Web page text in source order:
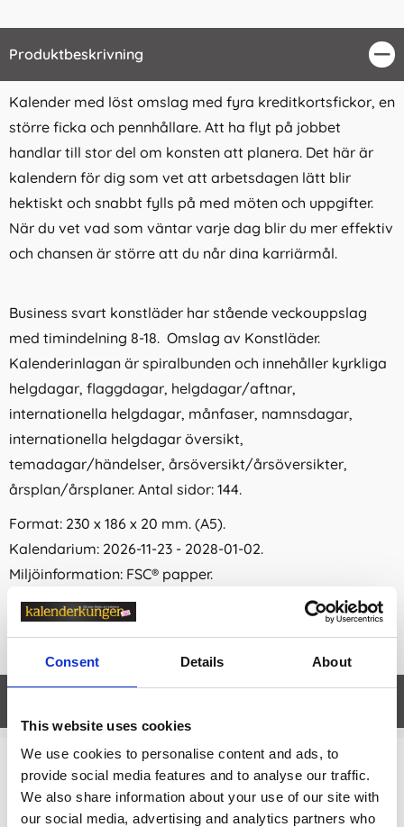
Consent Details About
This website uses cookies
We use cookies to personalise content and ads, to
provide social media features and to analyse our traffic.
We also share information about your use of our site with
our social media, advertising and analytics partners who
Produktbeskrivning
Kalender med löst omslag med fyra kreditkortsfickor, en
större ficka och pennhållare. Att ha flyt på jobbet
handlar till stor del om konsten att planera. Det här är
kalendern för dig som vet att arbetsdagen lätt blir
hektiskt och snabbt fylls på med möten och uppgifter.
När du vet vad som väntar varje dag blir du mer effektiv
och chansen är större att du når dina karriärmål.
Business svart konstläder har stående veckouppslag
med timindelning 8-18. Omslag av Konstläder.
Kalenderinlagan är spiralbunden och innehåller kyrkliga
helgdagar, flaggdagar, helgdagar/aftnar,
internationella helgdagar, månfaser, namnsdagar,
internationella helgdagar översikt,
temadagar/händelser, årsöversikt/årsöversikter,
årsplan/årsplaner. Antal sidor: 144.
Format: 230 x 186 x 20 mm. (A5).
Kalendarium: 2026-11-23 - 2028-01-02.
Miljöinformation: FSC® papper.
Relaterade kategorier
Kalendrar & almanackor för 2027